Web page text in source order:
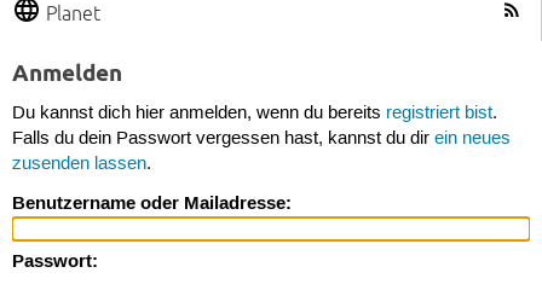
Planet
Anmelden
Du kannst dich hier anmelden, wenn du bereits registriert bist.
Falls du dein Passwort vergessen hast, kannst du dir ein neues
zusenden lassen.
Benutzername oder Mailadresse:
Passwort: